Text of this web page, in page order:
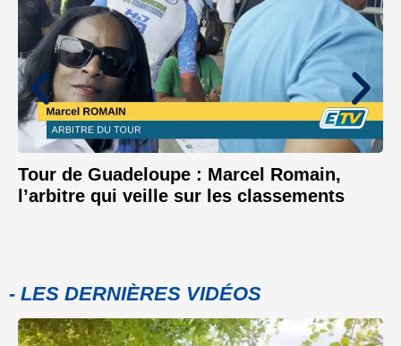
Tour de Guadeloupe : Marcel Romain,
l’arbitre qui veille sur les classements
- LES DERNIÈRES VIDÉOS